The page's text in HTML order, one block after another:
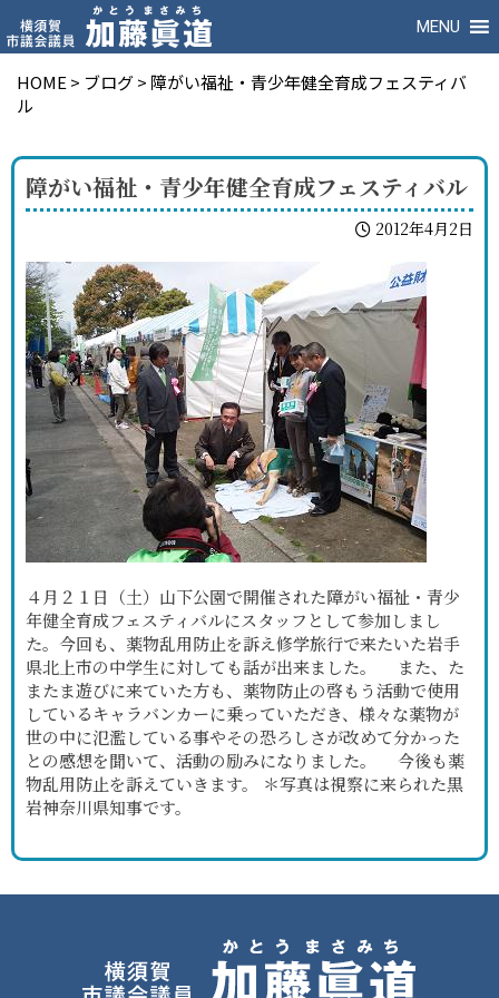
MENU
HOME > ブログ> 障がい福祉・青少年健全育成フェスティバ
ル
障がい福祉・青少年健全育成フェスティバル
2012年4月2日
４月２１日（土）山下公園で開催された障がい福祉・青少
年健全育成フェスティバルにスタッフとして参加しまし
た。今回も、薬物乱用防止を訴え修学旅行で来たいた岩手
県北上市の中学生に対しても話が出来ました。 また、た
またま遊びに来ていた方も、薬物防止の啓もう活動で使用
しているキャラバンカーに乗っていただき、様々な薬物が
世の中に氾濫している事やその恐ろしさが改めて分かった
との感想を聞いて、活動の励みになりました。 今後も薬
物乱用防止を訴えていきます。 ＊写真は視察に来られた黒
岩神奈川県知事です。